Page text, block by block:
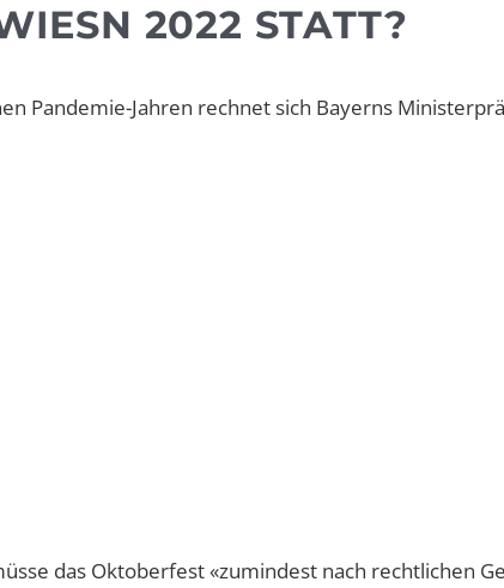
2022 STATT?
Pandemie-Jahren rechnet sich Bayerns
das Oktoberfest «zumindest nach rechtlichen